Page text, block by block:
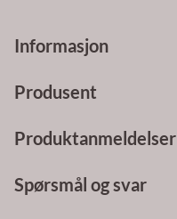
Informasjon
Produsent
Produktanmeldelser
Spørsmål og svar